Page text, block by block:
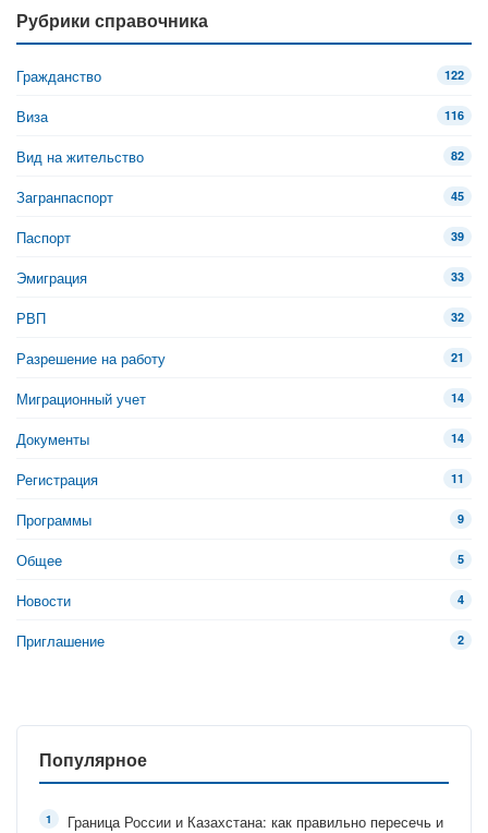
Рубрики справочника
Гражданство 122
Виза 116
Вид на жительство 82
Загранпаспорт 45
Паспорт 39
Эмиграция 33
РВП 32
Разрешение на работу 21
Миграционный учет 14
Документы 14
Регистрация 11
Программы 9
Общее 5
Новости 4
Приглашение 2
Популярное
Граница России и Казахстана: как правильно пересечь и